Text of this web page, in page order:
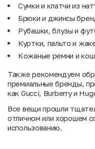
Сумки и клатчи из
Брюки и джинсы
Рубашки, блузы и
Куртки, пальто и
Кожаные ремни и
Также рекомендуем
премиальные бренды,
как Gucci, Burberryи
Все вещи прошли
отличном или хорошем
использованию.